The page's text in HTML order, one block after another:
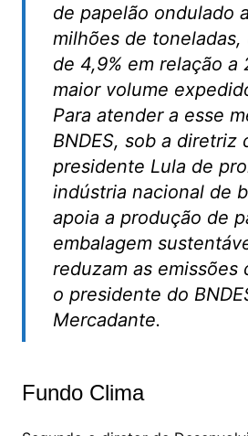
de papelão ondulado
milhões de
de 4,9% em relação
maior volume
Para atender a esse
BNDES, sob a diretriz
presidente Lula de
indústria nacional de
apoia a produção de
embalagem
reduzam as emissões
o presidente do
Mercadante.
Fundo Clima